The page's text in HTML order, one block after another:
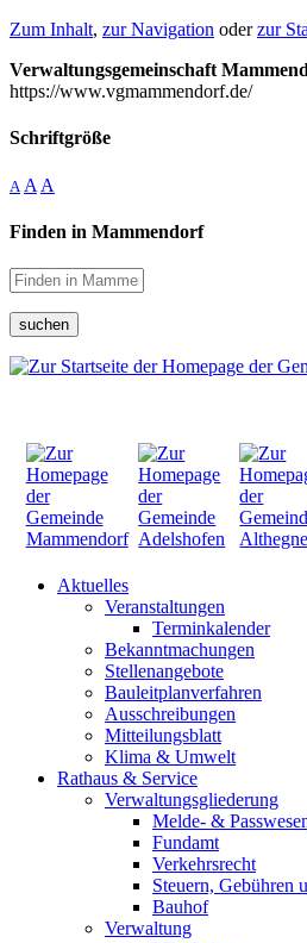
Zum Inhalt, zur Navigation oderzur
Verwaltungsgemeinschaft
https://www.vgmammendorf.de/
Schriftgröße
A A A
Finden in Mammendorf
suchen
Aktuelles
Veranstaltungen
Terminkalender
Bekanntmachungen
Stellenangebote
Bauleitplanverfahren
Ausschreibungen
Mitteilungsblatt
Klima & Umwelt
Rathaus & Service
Verwaltungsgliederung
Melde- &
Fundamt
Verkehrsrecht
Steuern, Gebühren
Bauhof
Verwaltung